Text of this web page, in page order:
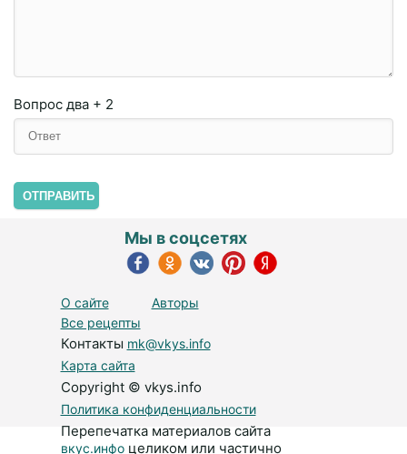
Вопрос два + 2
ОТПРАВИТЬ
О сайте
Авторы
Все рецепты
Контакты mk@vkys.info
Карта сайта
Copyright © vkys.info
Политика конфиденциальности
Перепечатка материалов сайта
вкус.инфоцеликом или частично
Мы в соцсетях